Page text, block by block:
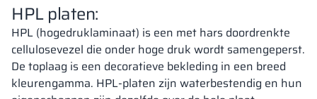
HPL platen:
HPL (hogedruklaminaat) is een met hars doordrenkte
cellulosevezel die onder hoge druk wordt samengeperst.
De toplaag is een decoratieve bekleding in een breed
kleurengamma. HPL-platen zijn waterbestendig en hun